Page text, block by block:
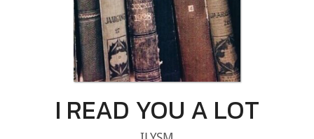
I READ YOU A LOT